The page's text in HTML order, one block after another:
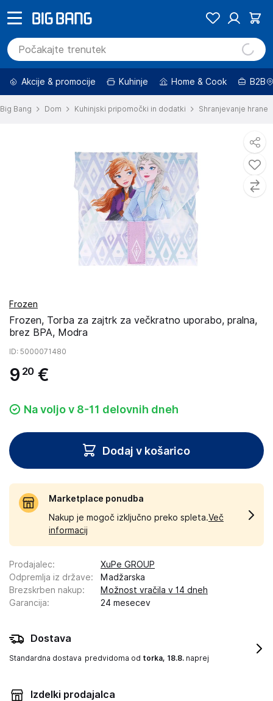
Akcije & promocije Kuhinje Home & Cook B2B
Big Bang Dom Kuhinjski pripomočki in dodatki Shranjevanje hrane
Frozen
Frozen, Torba za zajtrk za večkratno uporabo, pralna,
brez BPA, Modra
ID: 5000071480
9 20 €
Na voljo v 8-11 delovnih dneh
Dodaj v košarico
Marketplace ponudba
Nakup je mogoč izključno preko spleta.Več
informacij
Prodajalec:
XuPe GROUP
Odpremlja iz države:
Madžarska
Brezskrben nakup:
Možnost vračila v 14 dneh
Garancija: 24 mesecev
Dostava
Standardna dostava predvidoma od torka, 18.8. naprej
Izdelki prodajalca